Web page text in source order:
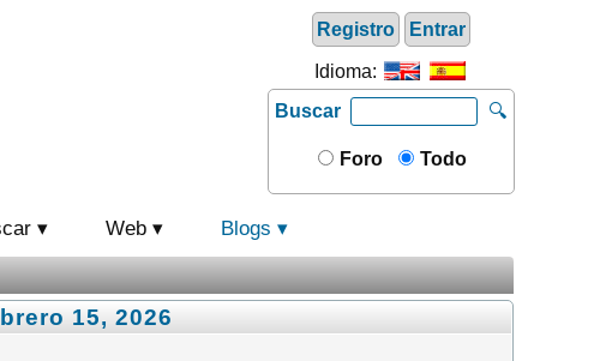
Registro Entrar
Idioma:
Buscar
🔍
Foro Todo
Web Blogs
15, 2026